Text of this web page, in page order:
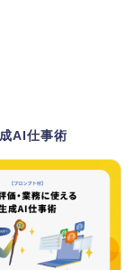
AI仕事術